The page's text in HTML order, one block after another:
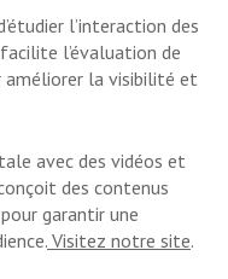
l’interaction des
l’évaluation de
la visibilité et
avec des vidéos et
des contenus
garantir une
Visitez notre site.